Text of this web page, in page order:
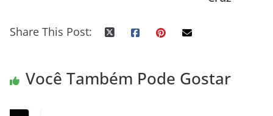
Share This Post:
Você Também Pode Gostar